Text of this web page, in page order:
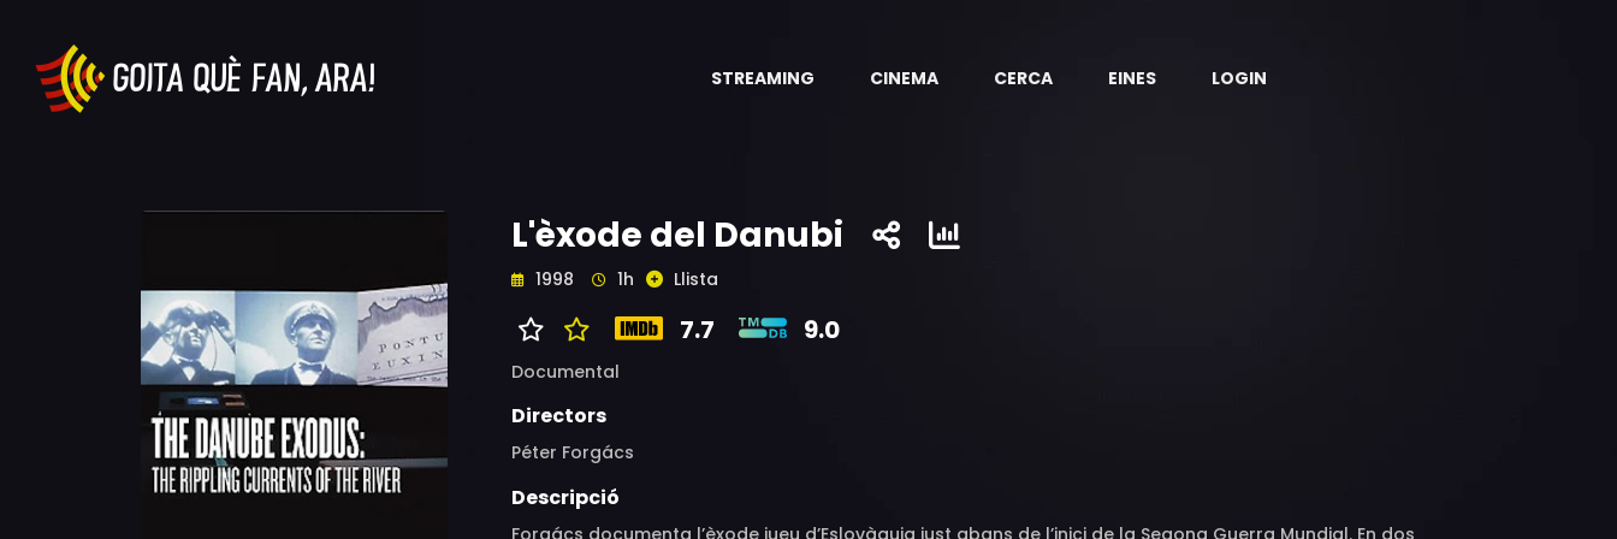
STREAMING CINEMA CERCA EINES LOGIN
L'èxode del Danubi
1998 1h Llista
7.7 9.0
Documental
Directors
Péter Forgács
Descripció
Forgács documenta l’èxode jueu d’Eslovàquia just abans de l’inici de la Segona Guerra Mundial. En dos